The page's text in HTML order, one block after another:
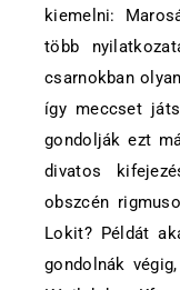
kiemelni:
több
csarnokban
így meccset
gondolják ezt
divatos
obszcén
Lokit? Példát
gondolnák